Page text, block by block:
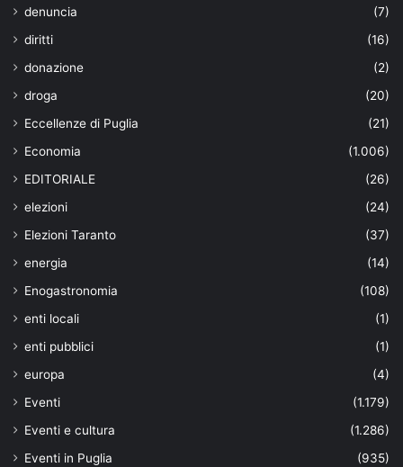
denuncia
(7)
diritti
(16)
donazione
(2)
droga
(20)
Eccellenze di Puglia
(21)
Economia
(1.006)
EDITORIALE
(26)
elezioni
(24)
Elezioni Taranto
(37)
energia
(14)
Enogastronomia
(108)
enti locali
(1)
enti pubblici
(1)
europa
(4)
Eventi
(1.179)
Eventi e cultura
(1.286)
Eventi in Puglia
(935)